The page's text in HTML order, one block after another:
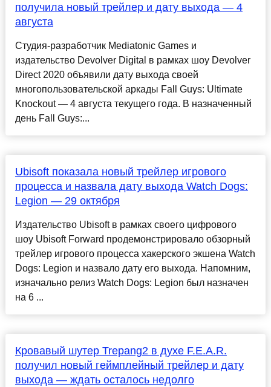
получила новый трейлер и дату выхода — 4
августа
Студия-разработчик Mediatonic Games и
издательство Devolver Digital в рамках шоу Devolver
Direct 2020 объявили дату выхода своей
многопользовательской аркады Fall Guys: Ultimate
Knockout — 4 августа текущего года. В назначенный
день Fall Guys:...
Ubisoft показала новый трейлер игрового
процесса и назвала дату выхода Watch Dogs:
Legion — 29 октября
Издательство Ubisoft в рамках своего цифрового
шоу Ubisoft Forward продемонстрировало обзорный
трейлер игрового процесса хакерского экшена Watch
Dogs: Legion и назвало дату его выхода. Напомним,
изначально релиз Watch Dogs: Legion был назначен
на 6 ...
Кровавый шутер Trepang2 в духе F.E.A.R.
получил новый геймплейный трейлер и дату
выхода — ждать осталось недолго